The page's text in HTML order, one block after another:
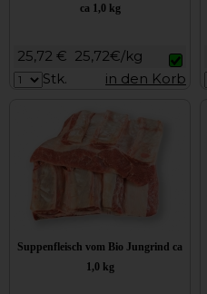
ca 1,0 kg
25,72 € 25,72€/kg
Stk.
in den Korb
Suppenfleisch vom Bio Jungrind ca
1,0 kg